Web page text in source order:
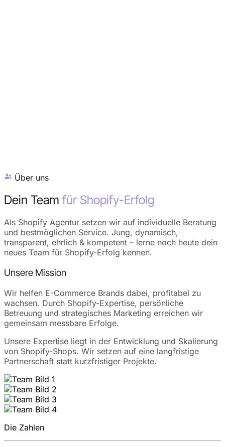
Über uns
Dein Team für Shopify-Erfolg
Als Shopify Agentur setzen wir auf individuelle Beratung
und bestmöglichen Service. Jung, dynamisch,
transparent, ehrlich & kompetent – lerne noch heute dein
neues Team für Shopify-Erfolg kennen.
Unsere Mission
Wir helfen E-Commerce Brands dabei, profitabel zu
wachsen. Durch Shopify-Expertise, persönliche
Betreuung und strategisches Marketing erreichen wir
gemeinsam messbare Erfolge.
Unsere Expertise liegt in der Entwicklung und Skalierung
von Shopify-Shops. Wir setzen auf eine langfristige
Partnerschaft statt kurzfristiger Projekte.
Die Zahlen